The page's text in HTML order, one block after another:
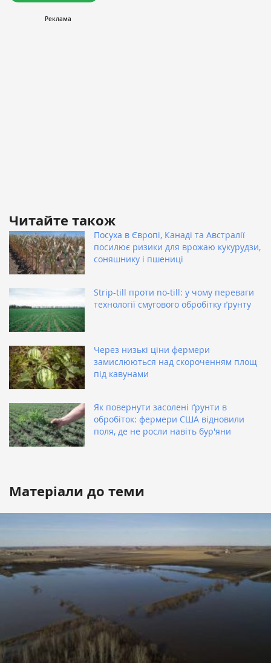
Читайте також
Посуха в Європі, Канаді та Австралії
посилює ризики для врожаю кукурудзи,
соняшнику і пшениці
Strip-till проти no-till: у чому переваги
технології смугового обробітку ґрунту
Через низькі ціни фермери
замислюються над скороченням площ
під кавунами
Як повернути засолені ґрунти в
обробіток: фермери США відновили
поля, де не росли навіть бур'яни
Матеріали до теми